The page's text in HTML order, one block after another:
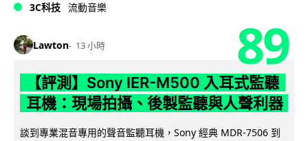
3C科技 流動音樂
Lawton 13 小時 89
【評測】Sony IER-M500 入耳式監聽
耳機：現場拍攝、後製監聽與人聲利器
談到專業混音專用的聲音監聽耳機，Sony 經典 MDR-7506 到